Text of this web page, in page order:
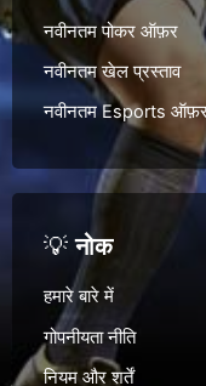
नवीनतम पोकर ऑफ़र
नवीनतम खेल प्रस्ताव
नवीनतम Esports
💡नोक
हमारे बारे में
गोपनीयता नीति
नियम और शर्तें